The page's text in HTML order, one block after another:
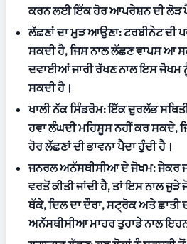
ਕਰਨ ਲਈ ਇੱਕ ਹੋਰ ਆਪਰੇਸ਼ਨ ਦੀ ਲੋੜ
ਲੱਛਣਾਂ ਦਾ ਮੁੜ ਆਉਣਾ: ਟਰਬੀਨੇਟ ਦੀ
ਸਕਦੀ ਹੈ, ਜਿਸ ਨਾਲ ਲੱਛਣ ਵਾਪਸ ਆ
ਦਵਾਈਆਂ ਜਾਰੀ ਰੱਖਣ ਨਾਲ ਇਸ ਜੋਖਮ
ਸਕਦੀ ਹੈ।
ਖਾਲੀ ਨੱਕ ਸਿੰਡਰੋਮ: ਇੱਕ ਦੁਰਲੱਭ
ਹਵਾ ਲੰਘਦੀ ਮਹਿਸੂਸ ਨਹੀਂ ਕਰ ਸਕਦੇ,
ਹੋਰ ਲੱਛਣਾਂ ਦੀ ਭਾਵਨਾ ਪੈਦਾ ਹੁੰਦੀ ਹੈ।
ਜਨਰਲ ਅਨੱਸਥੀਸੀਆ ਦੇ ਜੋਖਮ: ਜੇਕਰ
ਵਰਤੋਂ ਕੀਤੀ ਜਾਂਦੀ ਹੈ, ਤਾਂ ਇਸ ਨਾਲ
ਥੱਕੇ, ਦਿਲ ਦਾ ਦੌਰਾ, ਸਟ੍ਰੋਕ ਅਤੇ ਛਾਤੀ
ਅਨੱਸਥੀਸੀਆ ਮਾਹਰ ਤੁਹਾਡੇ ਨਾਲ